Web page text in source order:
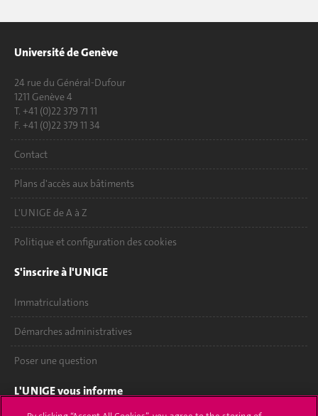
Université de Genève
24 rue du Général-Dufour
1211 Genève 4
T. +41 (0)22 379 71 11
F. +41 (0)22 379 11 34
Contact
Plans d'accès aux bâtiments
L'UNIGE de A à Z
Politique et configuration des cookies
S'inscrire à l'UNIGE
Immatriculations
Démarches administratives
Poser une question
L'UNIGE vous informe